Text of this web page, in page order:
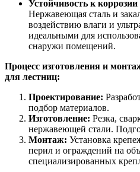
Устойчивость к
Нержавеющая сталь и
воздействию влаги и
идеальными для
снаружи помещений.
Процесс изготовления и
для лестниц:
Проектирование:
подбор материалов.
Изготовление: Резка,
нержавеющей стали.
Монтаж: Установка
перил и ограждений на
специализированных